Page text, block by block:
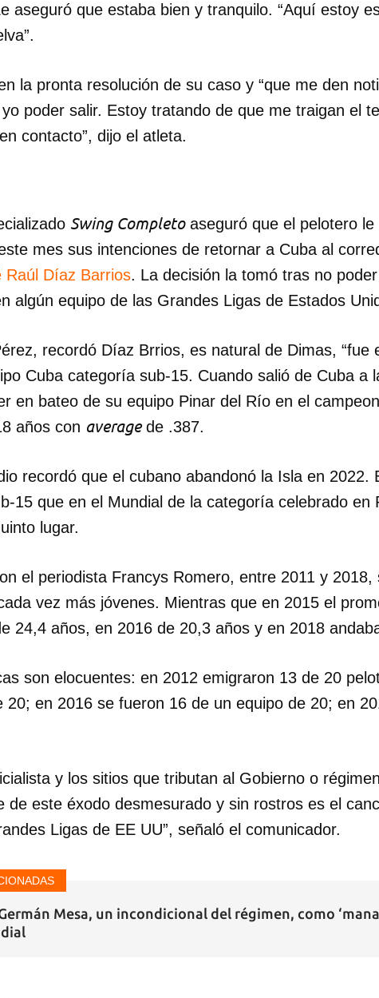
Guardar como favorito
Para poder guardar como favorito, primero has de iniciar sesión
cuenta de 14ymedio.
INICIAR SESIÓN
aseguró que estaba bien y tranquilo. “Aquí estoy
la pronta resolución de su caso y “que me den
poder salir. Estoy tratando de que me traigan el
contacto”, dijo el atleta.
Swing Completoaseguró que el pelotero
mes sus intenciones de retornar a Cuba al
Raúl Díaz Barrios. La decisión la tomó tras no
algún equipo de las Grandes Ligas de Estados
recordó Díaz Brrios, es natural de Dimas, “fue
Cuba categoría sub-15. Cuando salió de Cuba a
en bateo de su equipo Pinar del Río en el
años con averagede .387.
recordó que el cubano abandonó la Isla en 2022.
15 que en el Mundial de la categoría celebrado en
lugar.
el periodista Francys Romero, entre 2011 y
vez más jóvenes. Mientras que en 2015 el
24,4 años, en 2016 de 20,3 años y en 2018
son elocuentes: en 2012 emigraron 13 de 20
20; en 2016 se fueron 16 de un equipo de 20; en
y los sitios que tributan al Gobierno o
de este éxodo desmesurado y sin rostros es el
Ligas de EE UU”, señaló el comunicador.
Mesa, un incondicional del régimen, como